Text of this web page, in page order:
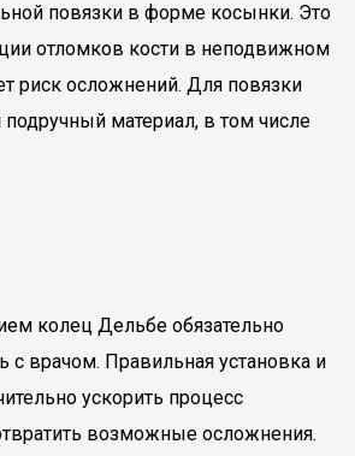
повязки в форме косынки. Это
отломков кости в неподвижном
риск осложнений. Для повязки
материал, в том числе
колец Дельбе обязательно
с врачом. Правильная установка и
ускорить процесс
возможные осложнения.